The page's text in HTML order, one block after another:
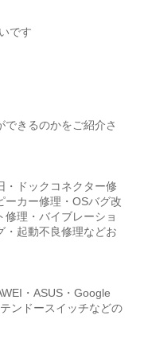
です
できるのかをご紹介さ
・ドックコネクター修
ーカー修理・OSバグ改
理・バイブレーショ
・起動不良修理などお
・ASUS・Google
ンドースイッチなどの